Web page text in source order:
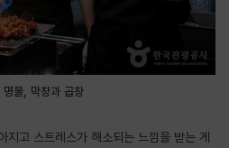
명물, 막창과 곱창
지고 스트레스가 해소되는 느낌을 받는 게